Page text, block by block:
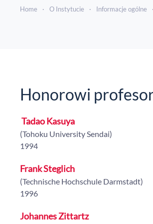
Home O Instytucie Informacje ogólne
Honorowi
Tadao Kasuya
(Tohoku University Sendai)
1994
Frank Steglich
(Technische Hochschule Darmstadt)
1996
Johannes Zittartz